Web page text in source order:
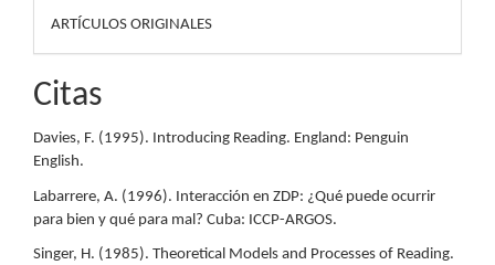
ARTÍCULOS ORIGINALES
Citas
Davies, F. (1995). Introducing Reading. England: Penguin
English.
Labarrere, A. (1996). Interacción en ZDP: ¿Qué puede ocurrir
para bien y qué para mal? Cuba: ICCP-ARGOS.
Singer, H. (1985). Theoretical Models and Processes of Reading.